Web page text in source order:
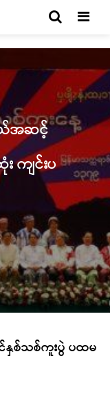
ယ်အဆင့်
ကျင်းပ
စ်သစ်ကူးပွဲ ပထမ